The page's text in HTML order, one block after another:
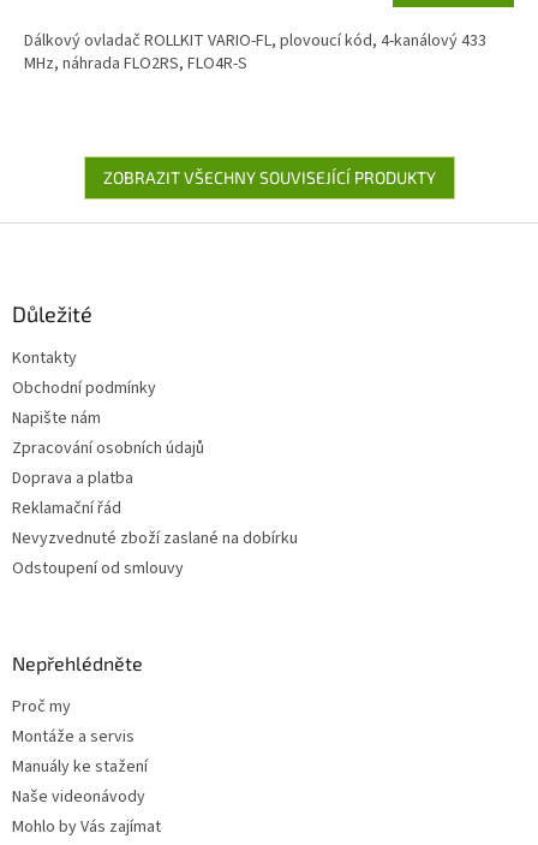
Dálkový ovladač ROLLKIT VARIO-FL, plovoucí kód, 4-kanálový 433
MHz, náhrada FLO2RS, FLO4R-S
ZOBRAZIT VŠECHNY SOUVISEJÍCÍ PRODUKTY
Důležité
Kontakty
Obchodní podmínky
Napište nám
Zpracování osobních údajů
Doprava a platba
Reklamační řád
Nevyzvednuté zboží zaslané na dobírku
Odstoupení od smlouvy
Nepřehlédněte
Proč my
Montáže a servis
Manuály ke stažení
Naše videonávody
Mohlo by Vás zajímat